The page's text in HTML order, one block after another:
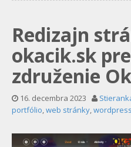
Redizajn
okacik.sk
združenie
16. decembra 2023
portfólio,web stránky,wordpress